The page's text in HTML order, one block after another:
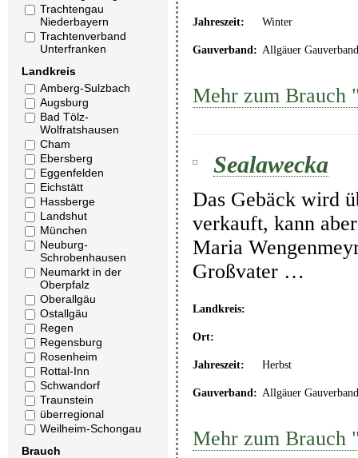
Trachtengau
Niederbayern
Trachtenverband
Unterfranken
Landkreis
Amberg-Sulzbach
Augsburg
Bad Tölz-
Wolfratshausen
Cham
Ebersberg
Eggenfelden
Eichstätt
Hassberge
Landshut
München
Neuburg-
Schrobenhausen
Neumarkt in der
Oberpfalz
Oberallgäu
Ostallgäu
Regen
Regensburg
Rosenheim
Rottal-Inn
Schwandorf
Traunstein
überregional
Weilheim-Schongau
Brauch
Jahreszeit: Winter
Gauverband: Allgäuer Gauverband
Mehr zum Brauch
Sealawecka
Das Gebäck wird
verkauft, kann
Maria
Großvater …
Landkreis:
Ort:
Jahreszeit: Herbst
Gauverband: Allgäuer Gauverband
Mehr zum Brauch